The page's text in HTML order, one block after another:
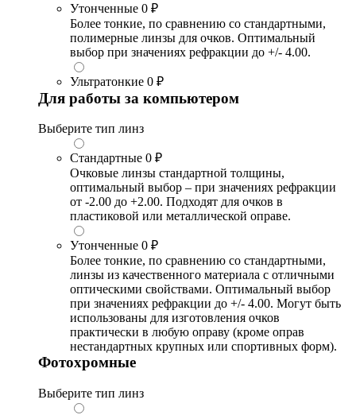
Утонченные 0 ₽
Более тонкие, по сравнению со стандартными,
полимерные линзы для очков. Оптимальный
выбор при значениях рефракции до +/- 4.00.
Ультратонкие 0 ₽
Для работы за компьютером
Выберите тип линз
Стандартные 0 ₽
Очковые линзы стандартной толщины,
оптимальный выбор – при значениях рефракции
от -2.00 до +2.00. Подходят для очков в
пластиковой или металлической оправе.
Утонченные 0 ₽
Более тонкие, по сравнению со стандартными,
линзы из качественного материала с отличными
оптическими свойствами. Оптимальный выбор
при значениях рефракции до +/- 4.00. Могут быть
использованы для изготовления очков
практически в любую оправу (кроме оправ
нестандартных крупных или спортивных форм).
Фотохромные
Выберите тип линз